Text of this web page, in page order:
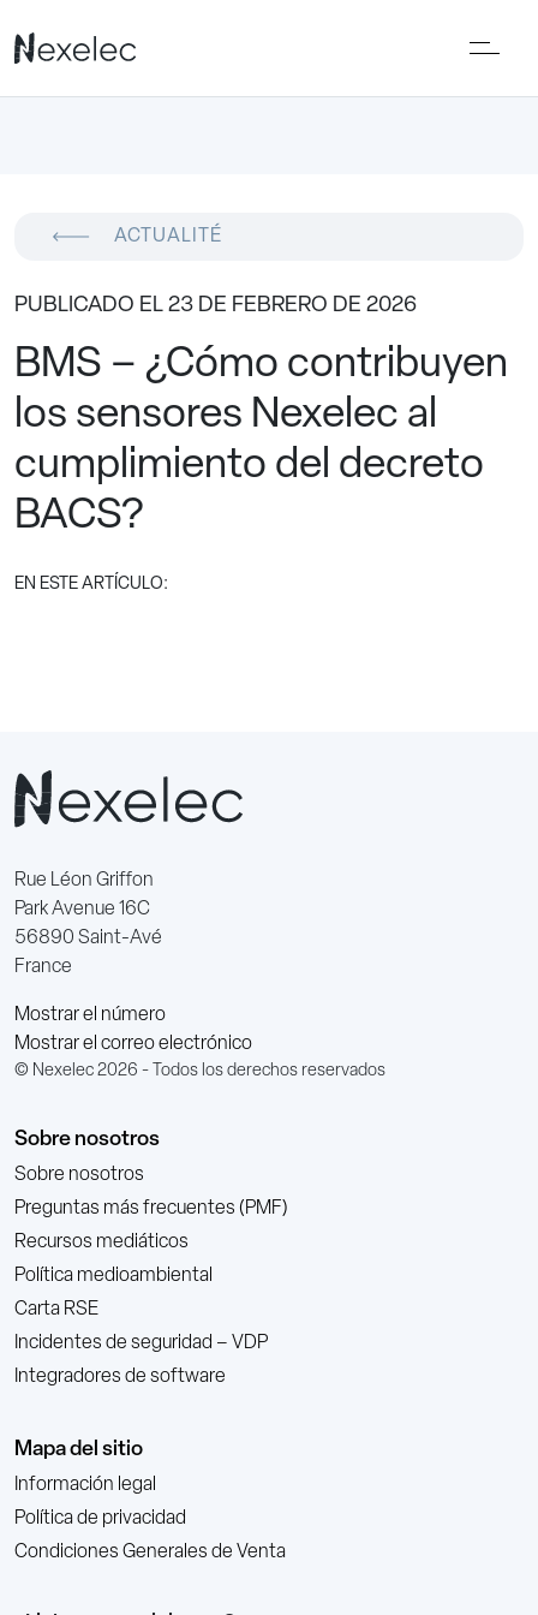
ACTUALITÉ
PUBLICADO EL 23 DE FEBRERO DE 2026
BMS – ¿Cómo contribuyen
los sensores Nexelec al
cumplimiento del decreto
BACS?
EN ESTE ARTÍCULO:
Rue Léon Griffon
Park Avenue 16C
56890 Saint-Avé
France
Mostrar el número
Mostrar el correo electrónico
© Nexelec 2026 - Todos los derechos reservados
Sobre nosotros
Sobre nosotros
Preguntas más frecuentes (PMF)
Recursos mediáticos
Política medioambiental
Carta RSE
Incidentes de seguridad – VDP
Integradores de software
Mapa del sitio
Información legal
Política de privacidad
Condiciones Generales de Venta